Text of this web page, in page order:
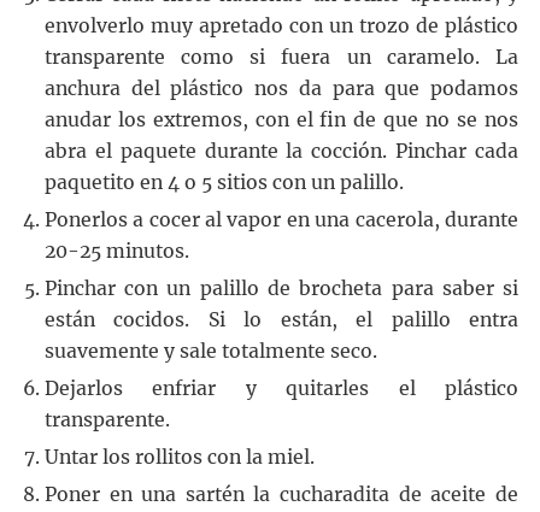
envolverlo muy apretado con un trozo de plástico
transparente como si fuera un caramelo. La
anchura del plástico nos da para que podamos
anudar los extremos, con el fin de que no se nos
abra el paquete durante la cocción. Pinchar cada
paquetito en 4 o 5 sitios con un palillo.
Ponerlos a cocer al vapor en una cacerola, durante
20-25 minutos.
Pinchar con un palillo de brocheta para saber si
están cocidos. Si lo están, el palillo entra
suavemente y sale totalmente seco.
Dejarlos enfriar y quitarles el plástico
transparente.
Untar los rollitos con la miel.
Poner en una sartén la cucharadita de aceite de